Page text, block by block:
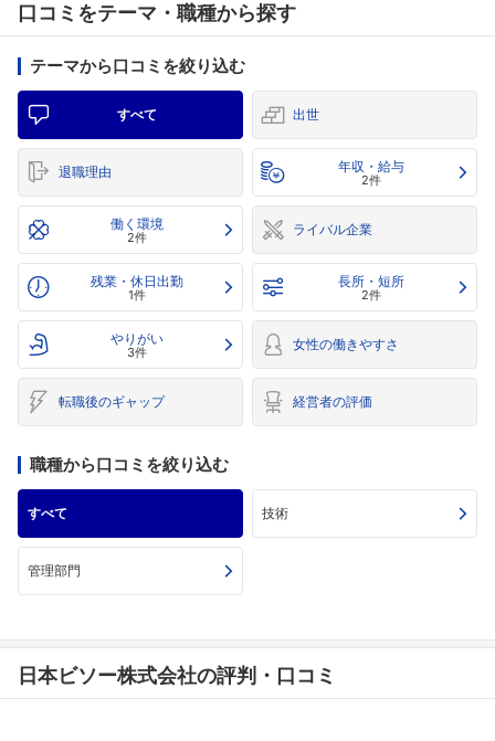
口コミをテーマ・職種から探す
テーマから口コミを絞り込む
すべて 出世
退職理由 年収・給与
2件
働く環境
2件 ライバル企業
残業・休日出勤
1件
長所・短所
2件
やりがい
3件 女性の働きやすさ
転職後のギャップ 経営者の評価
職種から口コミを絞り込む
すべて 技術
管理部門
日本ビソー株式会社の評判・口コミ